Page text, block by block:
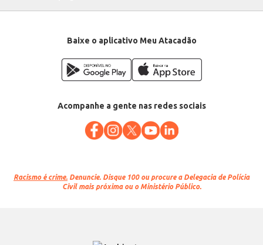
Baixe o aplicativo Meu Atacadão
Acompanhe a gente nas redes sociais
Racismo é crime. Denuncie. Disque 100 ou procure a Delegacia de Polícia
Civil mais próxima ou o Ministério Público.